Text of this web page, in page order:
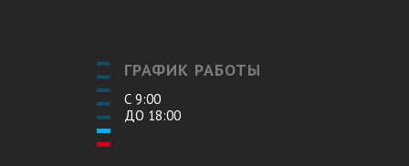
ГРАФИК РАБОТЫ
С 9:00
ДО 18:00